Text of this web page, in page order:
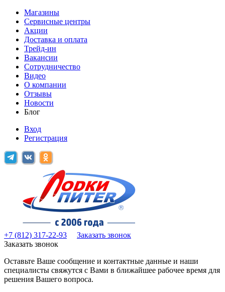
Магазины
Сервисные центры
Акции
Доставка и оплата
Трейд-ин
Вакансии
Сотрудничество
Видео
О компании
Отзывы
Новости
Блог
Вход
Регистрация
+7 (812) 317-22-93
Заказать звонок
Заказать звонок
Оставьте Ваше сообщение и контактные данные и наши
специалисты свяжутся с Вами в ближайшее рабочее время для
решения Вашего вопроса.